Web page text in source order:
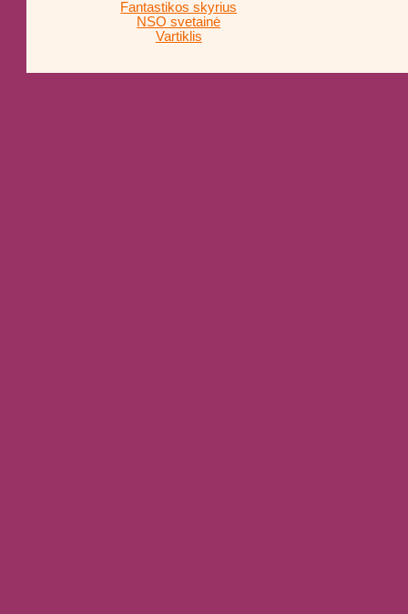
Fantastikos skyrius
NSO svetainė
Vartiklis